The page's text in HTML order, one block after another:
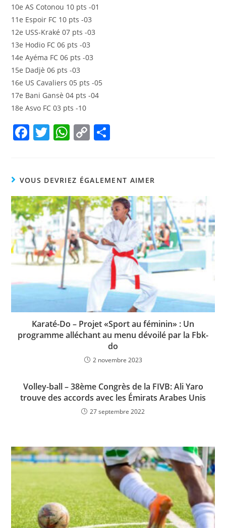
10e AS Cotonou 10 pts -01
11e Espoir FC 10 pts -03
12e USS-Kraké 07 pts -03
13e Hodio FC 06 pts -03
14e Ayéma FC 06 pts -03
15e Dadjè 06 pts -03
16e US Cavaliers 05 pts -05
17e Bani Gansè 04 pts -04
18e Asvo FC 03 pts -10
F
e
b
o
o
k
T
er
W
s
A
p
p
C
y
Li
n
k
g
er
VOUS DEVRIEZ ÉGALEMENT AIMER
Karaté-Do – Projet «Sport au féminin» : Un
programme alléchant au menu dévoilé par la Fbk-
do
2 novembre 2023
Volley-ball – 38ème Congrès de la FIVB: Ali Yaro
trouve des accords avec les Émirats Arabes Unis
27 septembre 2022